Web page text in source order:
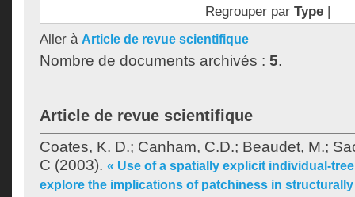
Regrouper par Type|
Aller à Article de revue scientifique
Nombre de documents archivés : 5.
Article de revue scientifique
Coates, K. D.; Canham, C.D.; Beaudet, M.;
C (2003). « Use of a spatially explicit individual-
explore the implications of patchiness in